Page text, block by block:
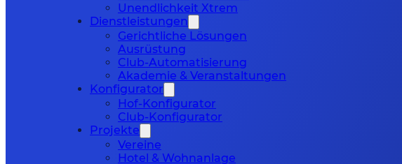
Unendlichkeit Xtrem
Dienstleistungen
Gerichtliche Lösungen
Ausrüstung
Club-Automatisierung
Akademie & Veranstaltungen
Konfigurator
Hof-Konfigurator
Club-Konfigurator
Projekte
Vereine
Hotel & Wohnanlage